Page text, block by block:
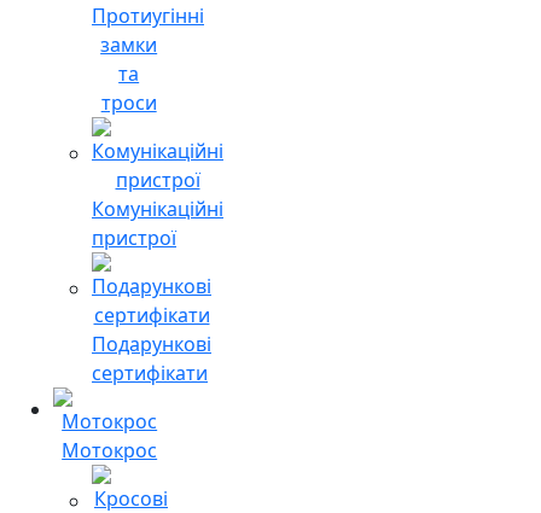
Протиугінні
замки
та
троси
Комунікаційні
пристрої
Подарункові
сертифікати
Мотокрос